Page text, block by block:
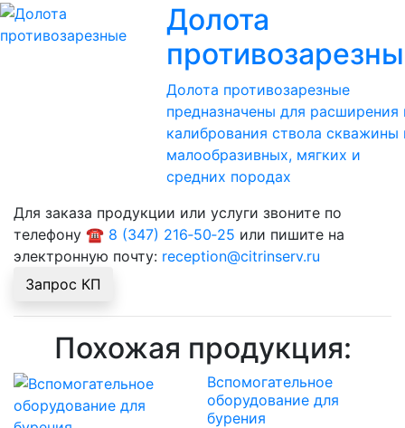
Долота
Долота противозарезные
предназначены для расширения
калибрования ствола скважины
малообразивных, мягких и
средних породах
Для заказа продукции или услуги звоните по
телефону ☎ 8 (347) 216‑50‑25 или пишите на
электронную почту: reception@citrinserv.ru
Запрос КП
Похожая продукция:
Вспомогательное
оборудование для
бурения